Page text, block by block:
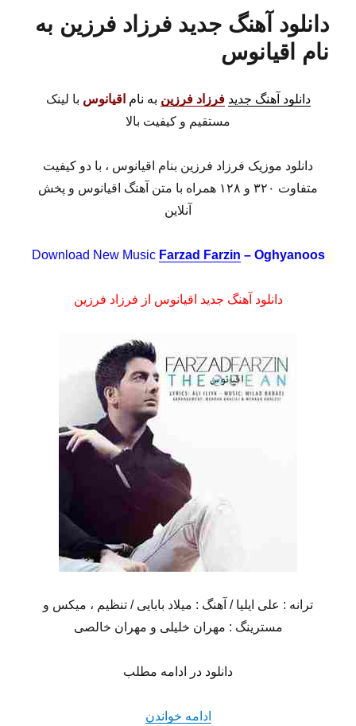
دانلود آهنگ جدید فرزاد فرزین به
نام اقیانوس
دانلود آهنگ جدید فرزاد فرزین به نام اقیانوس با لینک
مستقیم و کیفیت بالا
دانلود موزیک فرزاد فرزین بنام اقیانوس ، با دو کیفیت
متفاوت ۳۲۰ و ۱۲۸ همراه با متن آهنگ اقیانوس و پخش
آنلاین
Download New Music Farzad Farzin – Oghyanoos
دانلود آهنگ جدید اقیانوس از فرزاد فرزین
ترانه : علی ایلیا / آهنگ : میلاد بابایی / تنظیم ، میکس و
مسترینگ : مهران خلیلی و مهران خالصی
دانلود در ادامه مطلب
ادامه خواندن